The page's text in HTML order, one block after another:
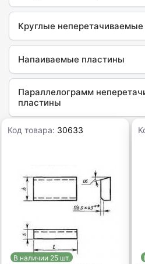
Круглые
Напаиваемые пластины
Параллелограмм
пластины
Код товара: 30633
В наличии 25 шт.